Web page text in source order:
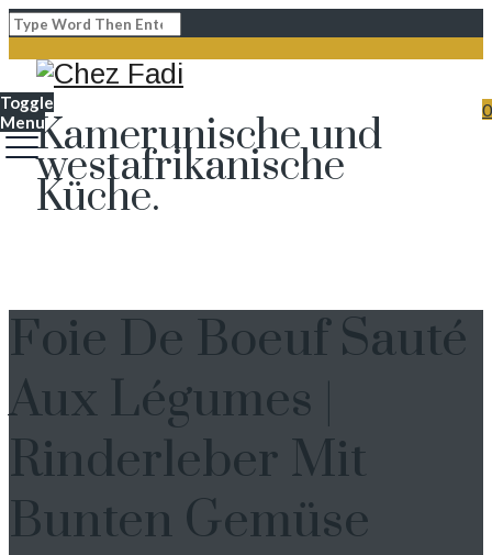
Kamerunische und
westafrikanische
Küche.
0
Toggle
Menu
Foie De Boeuf Sauté
Aux Légumes |
Rinderleber Mit
Bunten Gemüse